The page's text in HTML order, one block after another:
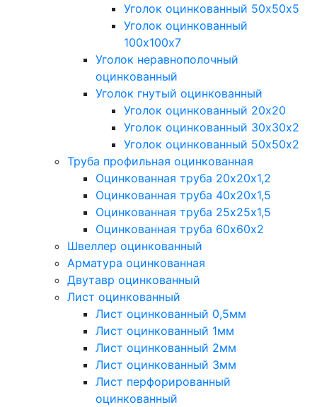
Уголок оцинкованный 50х50х5
Уголок оцинкованный
100х100х7
Уголок неравнополочный
оцинкованный
Уголок гнутый оцинкованный
Уголок оцинкованный 20х20
Уголок оцинкованный 30х30х2
Уголок оцинкованный 50х50х2
Труба профильная оцинкованная
Оцинкованная труба 20х20х1,2
Оцинкованная труба 40х20х1,5
Оцинкованная труба 25х25х1,5
Оцинкованная труба 60х60х2
Швеллер оцинкованный
Арматура оцинкованная
Двутавр оцинкованный
Лист оцинкованный
Лист оцинкованный 0,5мм
Лист оцинкованный 1мм
Лист оцинкованный 2мм
Лист оцинкованный 3мм
Лист перфорированный
оцинкованный